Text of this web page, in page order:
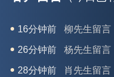
26分钟前 杨先生留言
28分钟前 肖先生留言
31分钟前 马女士留言